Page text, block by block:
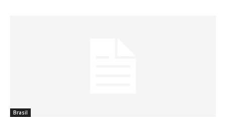
Brasil